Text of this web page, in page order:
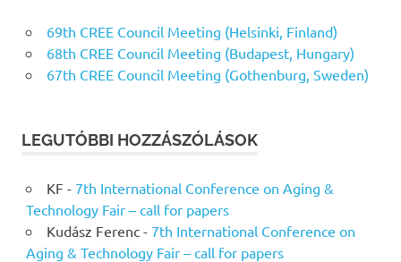
69th CREE Council Meeting (Helsinki, Finland)
68th CREE Council Meeting (Budapest, Hungary)
67th CREE Council Meeting (Gothenburg, Sweden)
LEGUTÓBBI HOZZÁSZÓLÁSOK
KF - 7th International Conference on Aging &
Technology Fair – call for papers
Kudász Ferenc- 7th International Conference on
Aging & Technology Fair – call for papers